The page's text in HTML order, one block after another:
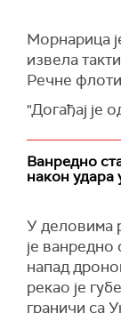
напали
освајачи
"У
Жител“,
су
(Унијан)
Морнарица
извела
Речне
"Догађај је
примљених
техничке
јединицама
саопштила
Морнари су,
примљених
задатака у
Русијом.
Ванредно
након удара
У деловима
је ванредно
напад
рекао је
граничи са